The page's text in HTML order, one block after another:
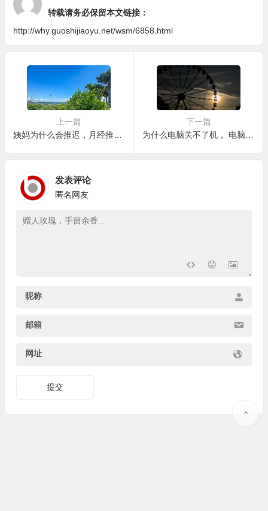
转载请务必保留本文链接：
http://why.guoshijiaoyu.net/wsm/6858.html
上一篇
下一篇
发表评论
匿名网友
昵称
邮箱
网址
提交